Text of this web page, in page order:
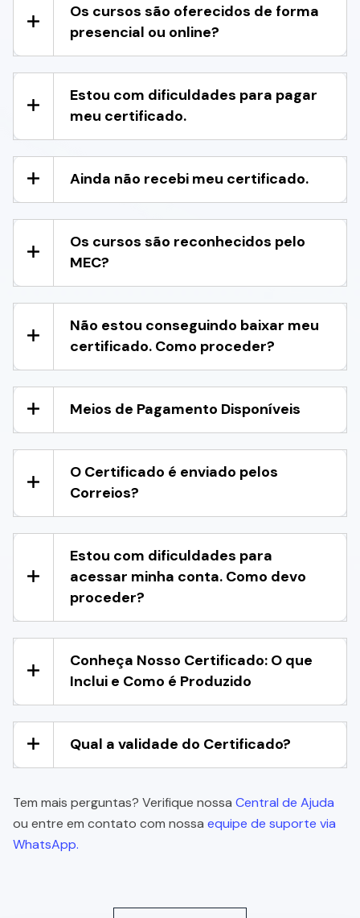
Os cursos são oferecidos de forma
presencial ou online?
Estou com dificuldades para pagar
meu certificado.
Ainda não recebi meu certificado.
Os cursos são reconhecidos pelo
MEC?
Não estou conseguindo baixar meu
certificado. Como proceder?
Meios de Pagamento Disponíveis
O Certificado é enviado pelos
Correios?
Estou com dificuldades para
acessar minha conta. Como devo
proceder?
Conheça Nosso Certificado: O que
Inclui e Como é Produzido
Qual a validade do Certificado?
Tem mais perguntas? Verifique nossa Central de Ajuda
ou entre em contato com nossa equipe de suporte via
WhatsApp.